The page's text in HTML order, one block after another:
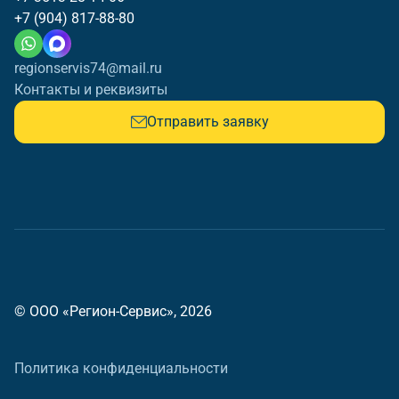
+7 (904) 817-88-80
regionservis74@mail.ru
Контакты и реквизиты
Отправить заявку
© ООО «Регион-Сервис», 2026
Политика конфиденциальности